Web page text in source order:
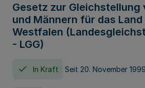
Gesetz zur Gleichstellung
und Männern für das
Westfalen
- LGG)
In Kraft Seit 20. November 1999